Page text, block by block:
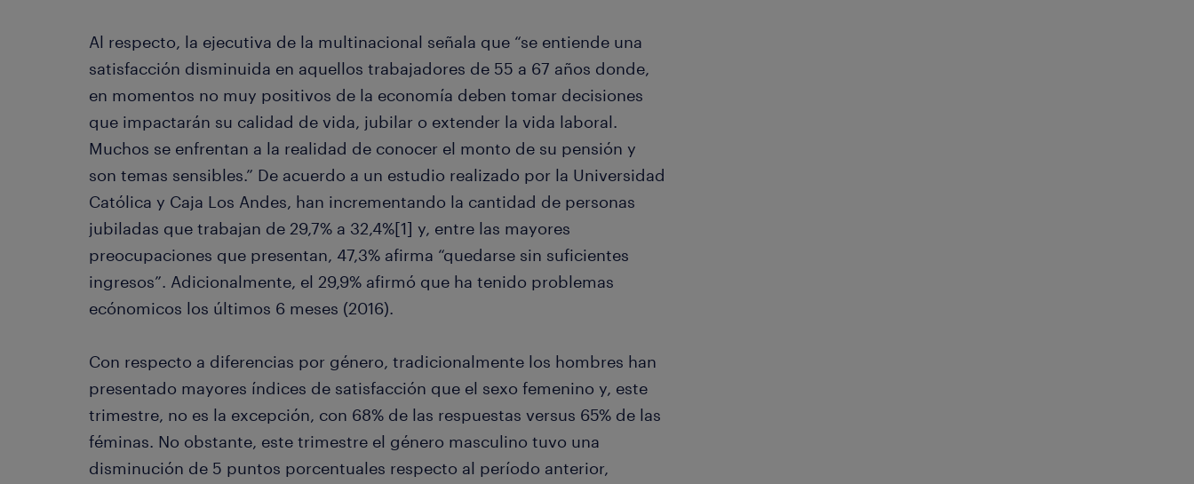
Al respecto, la ejecutiva de la multinacional señala que “se entiende una
satisfacción disminuida en aquellos trabajadores de 55 a 67 años donde,
en momentos no muy positivos de la economía deben tomar decisiones
que impactarán su calidad de vida, jubilar o extender la vida laboral.
Muchos se enfrentan a la realidad de conocer el monto de su pensión y
son temas sensibles.” De acuerdo a un estudio realizado por la Universidad
Católica y Caja Los Andes, han incrementando la cantidad de personas
jubiladas que trabajan de 29,7% a 32,4%[1] y, entre las mayores
preocupaciones que presentan, 47,3% afirma “quedarse sin suficientes
ingresos”. Adicionalmente, el 29,9% afirmó que ha tenido problemas
ecónomicos los últimos 6 meses (2016).
Con respecto a diferencias por género, tradicionalmente los hombres han
presentado mayores índices de satisfacción que el sexo femenino y, este
trimestre, no es la excepción, con 68% de las respuestas versus 65% de las
féminas. No obstante, este trimestre el género masculino tuvo una
disminución de 5 puntos porcentuales respecto al período anterior,